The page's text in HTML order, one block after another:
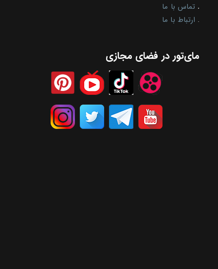
. تماس با ما
. ارتباط با ما
مای‌تور در فضای مجازی